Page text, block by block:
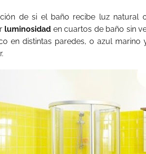
de si el baño recibe luz natural
luminosidad en cuartos de baño sin
en distintas paredes, o azul marino